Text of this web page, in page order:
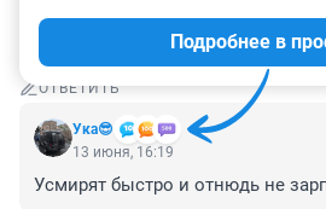
Ну, а что им ещё остаётся
единственное эффективное
ОТВЕТИТЬ
Ука😎
Подробнее в
13 июня, 16:19
Усмирят быстро и отнюдь не